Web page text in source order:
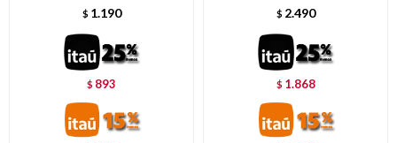
$ 1.190
$ 893
$ 2.490
$ 1.868